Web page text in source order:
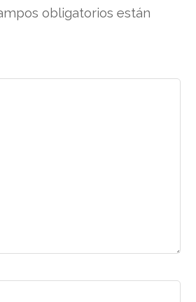
obligatorios están